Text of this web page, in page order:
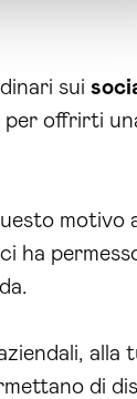
sui
per offrirti
motivo
ha
alla
di